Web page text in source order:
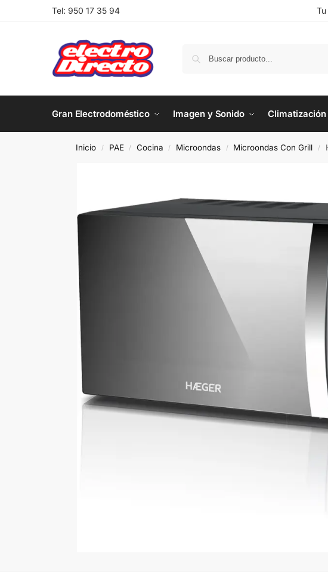
Tel: 950 17 35 94
Gran Electrodoméstico Imagen y Sonido Climatización
Inicio / PAE / Cocina / Microondas / Microondas Con Grill /